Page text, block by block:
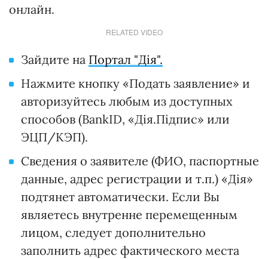
онлайн.
RELATED VIDEO
Зайдите на Портал "Дія".
Нажмите кнопку «Подать заявление» и
авторизуйтесь любым из доступных
способов (BankID, «Дія.Підпис» или
ЭЦП/КЭП).
Сведения о заявителе (ФИО, паспортные
данные, адрес регистрации и т.п.) «Дія»
подтянет автоматически. Если Вы
являетесь внутренне перемещенным
лицом, следует дополнительно
заполнить адрес фактического места